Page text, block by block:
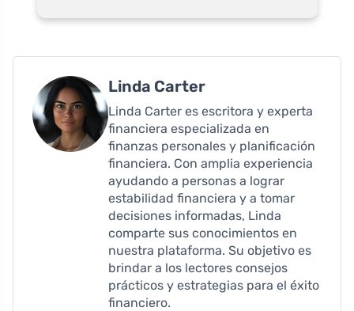
Linda Carter
Linda Carter es escritora y experta
financiera especializada en
finanzas personales y planificación
financiera. Con amplia experiencia
ayudando a personas a lograr
estabilidad financiera y a tomar
decisiones informadas, Linda
comparte sus conocimientos en
nuestra plataforma. Su objetivo es
brindar a los lectores consejos
prácticos y estrategias para el éxito
financiero.